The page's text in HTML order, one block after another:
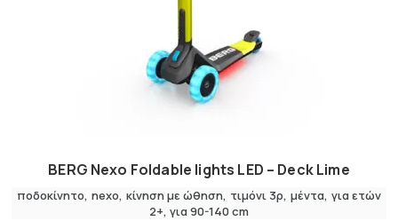
BERG Nexo Foldable lights LED – Deck Lime
ποδοκίνητο nexo κίνηση με ώθηση τιμόνι 3ρ μέντα για ετών
2+ για 90-140 cm